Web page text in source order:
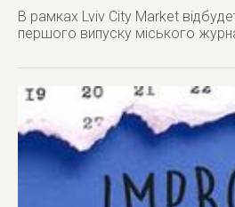
В рамках Lviv City Market
першого випуску міського